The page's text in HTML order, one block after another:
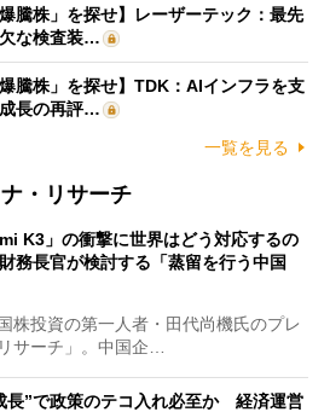
騰株」を探せ】レーザーテック：最先
な検査装…
騰株」を探せ】TDK：AIインフラを支
長の再評…
一覧を見る
・リサーチ
K3」の衝撃に世界はどう対応するの
務長官が検討する「蒸留を行う中国
株投資の第一人者・田代尚機氏のプレ
サーチ」。中国企…
長”で政策のテコ入れ必至か 経済運営